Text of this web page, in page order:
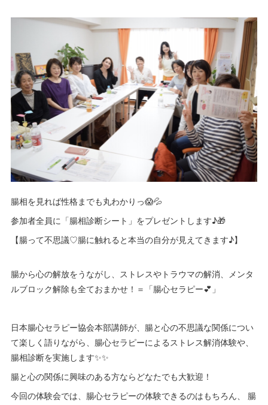
腸相を見れば性格までも丸わかりっ😱💦
参加者全員に「腸相診断シート」をプレゼントします♪🎁
【腸って不思議♡腸に触れると本当の自分が見えてきます♪】
腸から心の解放をうながし、ストレスやトラウマの解消、メンタ
ルブロック解除も全ておまかせ！＝「腸心セラピー💕」
日本腸心セラピー協会本部講師が、腸と心の不思議な関係につい
て楽しく語りながら、腸心セラピーによるストレス解消体験や、
腸相診断を実施します✨✨
腸と心の関係に興味のある方ならどなたでも大歓迎！
今回の体験会では、腸心セラピーの体験できるのはもちろん、 腸